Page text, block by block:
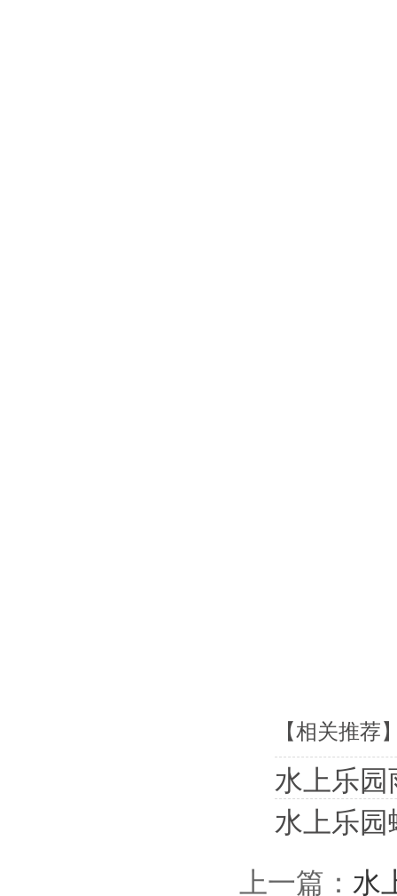
【相关推荐
水上乐园
水上乐园
上一篇： 水